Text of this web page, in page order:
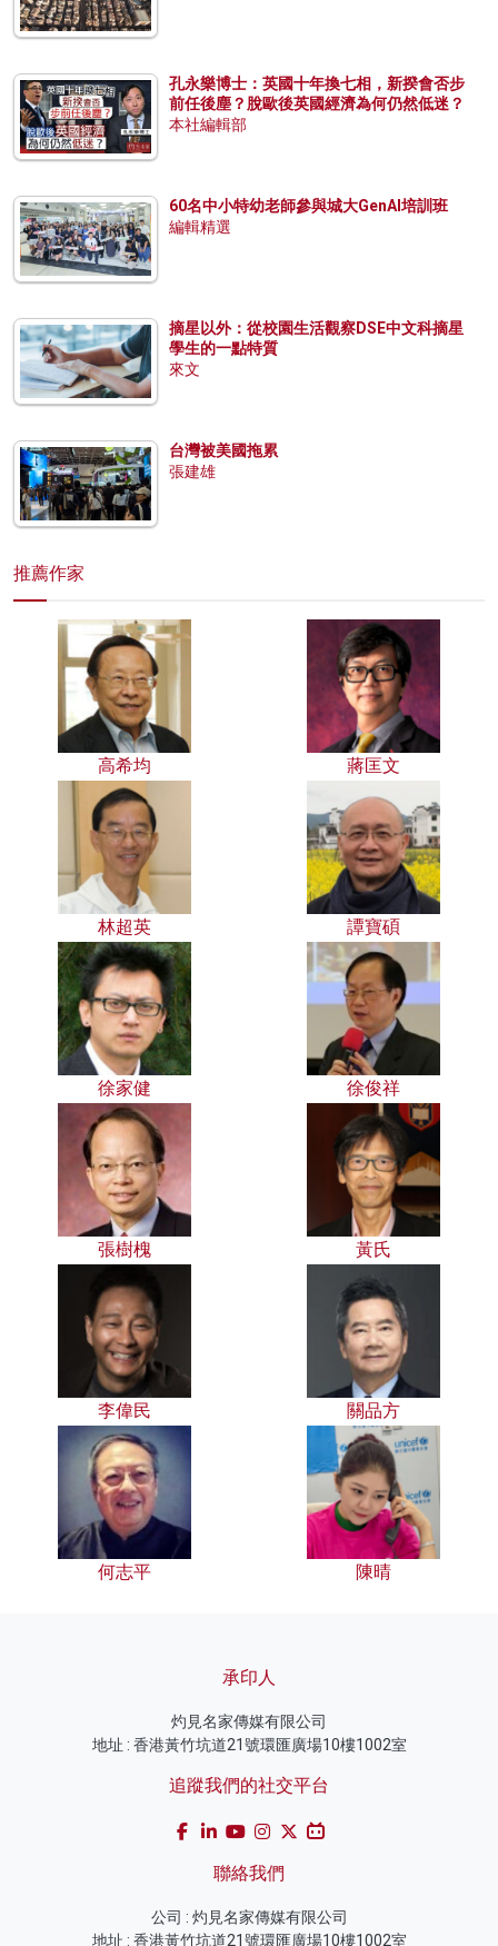
孔永樂博士：英國十年換七相，新揆會否步
前任後塵？脫歐後英國經濟為何仍然低迷？
本社編輯部
60名中小特幼老師參與城大GenAI培訓班
編輯精選
摘星以外：從校園生活觀察DSE中文科摘星
學生的一點特質
來文
台灣被美國拖累
張建雄
推薦作家
高希均 蔣匡文
林超英 譚寶碩
徐家健 徐俊祥
張樹槐 黃氏
李偉民 關品方
何志平 陳晴
承印人
灼見名家傳媒有限公司
地址 : 香港黃竹坑道21號環匯廣場10樓1002室
追蹤我們的社交平台
聯絡我們
公司 : 灼見名家傳媒有限公司
地址 : 香港黃竹坑道21號環匯廣場10樓1002室